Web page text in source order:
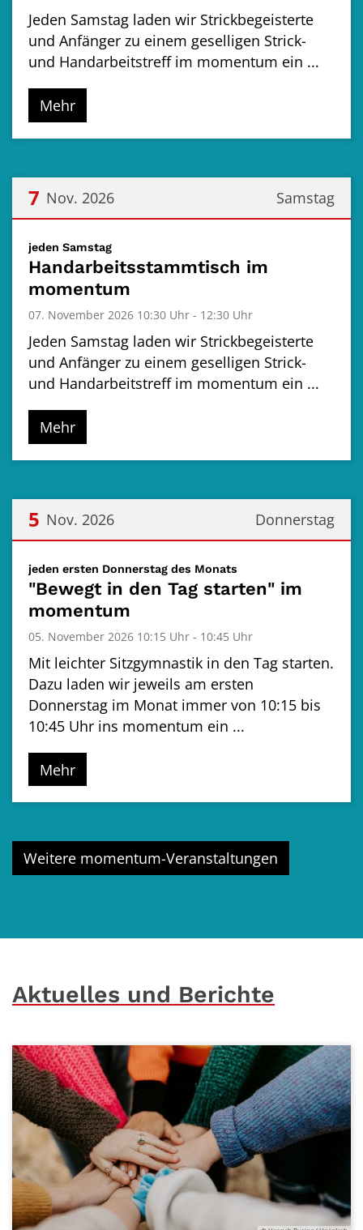
Jeden Samstag laden wir Strickbegeisterte
und Anfänger zu einem geselligen Strick-
und Handarbeitstreff im momentum ein ...
Mehr
Samstag
7 Nov. 2026
jeden Samstag:
Handarbeitsstammtisch im
momentum
07. November 2026 10:30 Uhr - 12:30 Uhr
Jeden Samstag laden wir Strickbegeisterte
und Anfänger zu einem geselligen Strick-
und Handarbeitstreff im momentum ein ...
Mehr
Donnerstag
5 Nov. 2026
jeden ersten Donnerstag des Monats
"Bewegt in den Tag starten" im
momentum
05. November 2026 10:15 Uhr - 10:45 Uhr
Mit leichter Sitzgymnastik in den Tag starten.
Dazu laden wir jeweils am ersten
Donnerstag im Monat immer von 10:15 bis
10:45 Uhr ins momentum ein ...
Mehr
Weitere momentum-Veranstaltungen
Aktuelles und Berichte